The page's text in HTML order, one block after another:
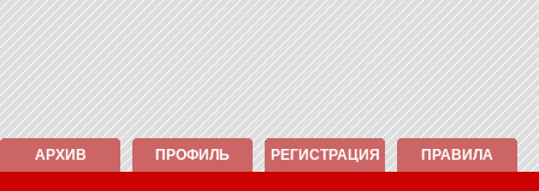
АРХИВ ПРОФИЛЬ РЕГИСТРАЦИЯ ПРАВИЛА